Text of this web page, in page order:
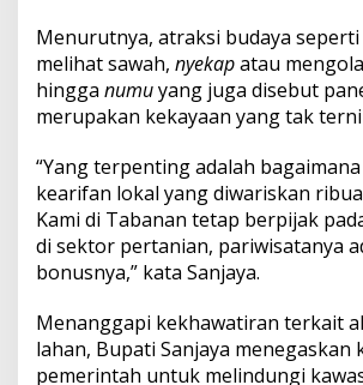
Menurutnya, atraksi budaya seperti
melihat sawah, nyekapatau
hingga numuyang juga disebut
merupakan kekayaan yang tak
“Yang terpenting adalah
kearifan lokal yang diwariskan
Kami di Tabanan tetap berpijak
di sektor pertanian, pariwisatanya
bonusnya,” kata Sanjaya.
Menanggapi kekhawatiran terkait
lahan, Bupati Sanjaya menegaskan
pemerintah untuk melindungi